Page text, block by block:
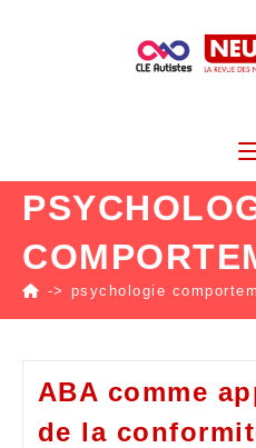
-> psychologie
ABA comme
de la